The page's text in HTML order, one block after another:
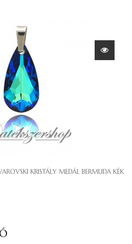
KRISTÁLY MEDÁL BERMUDA KÉK